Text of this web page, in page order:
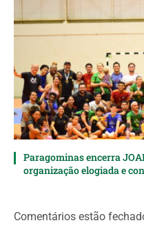
Paragominas encerra
organização elogiada e
Comentários estão